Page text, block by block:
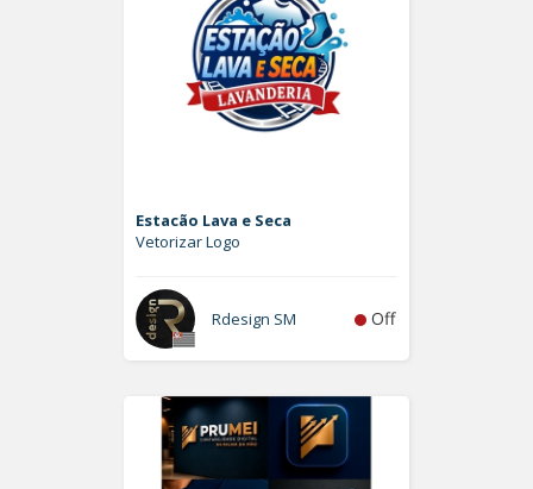
Estacão Lava e Seca
Vetorizar Logo
Rdesign SM Off